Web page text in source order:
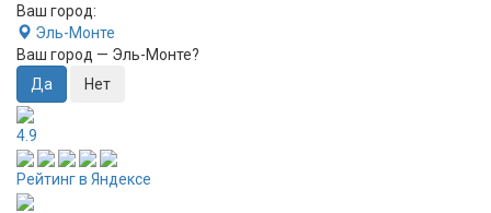
Ваш город:
Эль-Монте
Ваш город — Эль-Монте?
4.9
Рейтинг в Яндексе